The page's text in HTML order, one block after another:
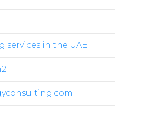
services in the UAE